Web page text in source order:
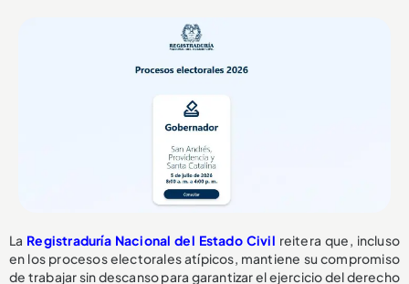
La Registraduría Nacional del Estado Civil reitera que, incluso
en los procesos electorales atípicos, mantiene su compromiso
de trabajar sin descanso para garantizar el ejercicio del derecho